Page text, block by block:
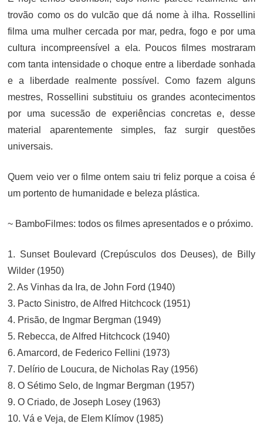
trovão como os do vulcão que dá nome à ilha. Rossellini
filma uma mulher cercada por mar, pedra, fogo e por uma
cultura incompreensível a ela. Poucos filmes mostraram
com tanta intensidade o choque entre a liberdade sonhada
e a liberdade realmente possível. Como fazem alguns
mestres, Rossellini substituiu os grandes acontecimentos
por uma sucessão de experiências concretas e, desse
material aparentemente simples, faz surgir questões
universais.
Quem veio ver o filme ontem saiu tri feliz porque a coisa é
um portento de humanidade e beleza plástica.
~ BamboFilmes: todos os filmes apresentados e o próximo.
1. Sunset Boulevard (Crepúsculos dos Deuses), de Billy
Wilder (1950)
2. As Vinhas da Ira, de John Ford (1940)
3. Pacto Sinistro, de Alfred Hitchcock (1951)
4. Prisão, de Ingmar Bergman (1949)
5. Rebecca, de Alfred Hitchcock (1940)
6. Amarcord, de Federico Fellini (1973)
7. Delírio de Loucura, de Nicholas Ray (1956)
8. O Sétimo Selo, de Ingmar Bergman (1957)
9. O Criado, de Joseph Losey (1963)
10. Vá e Veja, de Elem Klímov (1985)